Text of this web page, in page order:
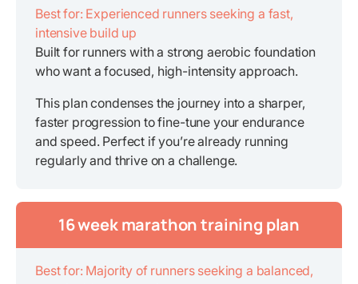
Best for: Experienced runners seeking a fast,
intensive build up
Built for runners with a strong aerobic foundation
who want a focused, high-intensity approach.
This plan condenses the journey into a sharper,
faster progression to fine-tune your endurance
and speed. Perfect if you’re already running
regularly and thrive on a challenge.
16 week marathon training plan
Best for: Majority of runners seeking a balanced,